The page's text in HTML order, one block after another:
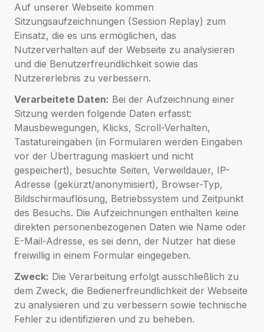
Auf unserer Webseite kommen
Sitzungsaufzeichnungen (Session Replay) zum
Einsatz, die es uns ermöglichen, das
Nutzerverhalten auf der Webseite zu analysieren
und die Benutzerfreundlichkeit sowie das
Nutzererlebnis zu verbessern.
Verarbeitete Daten: Bei der Aufzeichnung einer
Sitzung werden folgende Daten erfasst:
Mausbewegungen, Klicks, Scroll-Verhalten,
Tastatureingaben (in Formularen werden Eingaben
vor der Übertragung maskiert und nicht
gespeichert), besuchte Seiten, Verweildauer, IP-
Adresse (gekürzt/anonymisiert), Browser-Typ,
Bildschirmauflösung, Betriebssystem und Zeitpunkt
des Besuchs. Die Aufzeichnungen enthalten keine
direkten personenbezogenen Daten wie Name oder
E-Mail-Adresse, es sei denn, der Nutzer hat diese
freiwillig in einem Formular eingegeben.
Zweck: Die Verarbeitung erfolgt ausschließlich zu
dem Zweck, die Bedienerfreundlichkeit der Webseite
zu analysieren und zu verbessern sowie technische
Fehler zu identifizieren und zu beheben.